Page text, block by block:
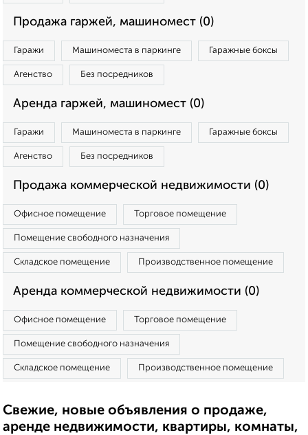
Продажа гаржей, машиномест (0)
Гаражи Машиноместа в паркинге Гаражные боксы
Агенство Без посредников
Аренда гаржей, машиномест (0)
Гаражи Машиноместа в паркинге Гаражные боксы
Агенство Без посредников
Продажа коммерческой недвижимости (0)
Офисное помещение Торговое помещение
Помещение свободного назначения
Складское помещение Производственное помещение
Аренда коммерческой недвижимости (0)
Офисное помещение Торговое помещение
Помещение свободного назначения
Складское помещение Производственное помещение
Свежие, новые объявления о продаже,
аренде недвижимости, квартиры, комнаты,